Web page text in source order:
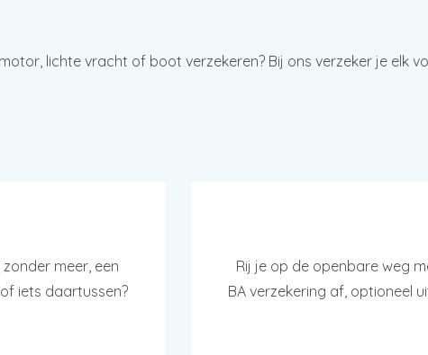
lichte vracht of boot verzekeren? Bij ons verzeker je elk
meer, een
iets daartussen?
Rij je op de openbare weg
BA verzekering af, optioneel